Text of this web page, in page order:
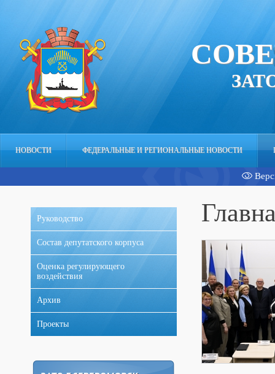
НОВОСТИ ФЕДЕРАЛЬНЫЕ И РЕГИОНАЛЬНЫЕ НОВОСТИ
АППАРАТ
Руководство
Состав депутатского корпуса
Оценка регулирующего
воздействия
Архив
Проекты